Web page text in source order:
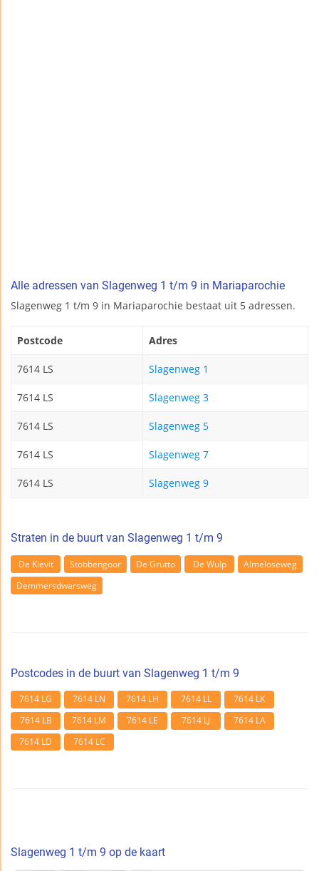
Alle adressen van Slagenweg 1 t/m 9 in Mariaparochie
Slagenweg 1 t/m 9 in Mariaparochie bestaat uit 5 adressen.
Postcode Adres
7614 LS Slagenweg 1
7614 LS Slagenweg 3
7614 LS Slagenweg 5
7614 LS Slagenweg 7
7614 LS Slagenweg 9
Straten in de buurt van Slagenweg 1 t/m 9
De Kievit Stobbengoor De Grutto De Wulp
Almeloseweg
Demmersdwarsweg
Postcodes in de buurt van Slagenweg 1 t/m 9
7614 LG 7614 LN 7614 LH 7614 LL
7614 LK
7614 LB
7614 LM 7614 LE 7614 LJ
7614 LA
7614 LD
7614 LC
Slagenweg 1 t/m 9 op de kaart